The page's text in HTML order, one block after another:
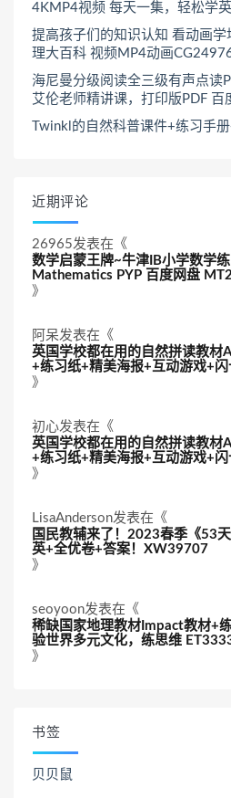
4KMP4视频 每天一集，轻松学
提高孩子们的知识认知 看动画
理大百科 视频MP4动画
海尼曼分级阅读全三级有声点读
艾伦老师精讲课，打印版PDF
Twinkl的自然科普课件+练习手
近期评论
26965发表在《
数学启蒙王牌~牛津IB小学数学
Mathematics PYP 百度网盘
》
阿呆发表在《
英国学校都在用的自然拼读教材
+练习纸+精美海报+互动游戏+
》
初心发表在《
英国学校都在用的自然拼读教材
+练习纸+精美海报+互动游戏+
》
LisaAnderson发表在《
国民教辅来了！2023春季《53
英+全优卷+答案！XW39707
》
seoyoon发表在《
稀缺国家地理教材Impact教材+
验世界多元文化，练思维
》
书签
贝贝鼠